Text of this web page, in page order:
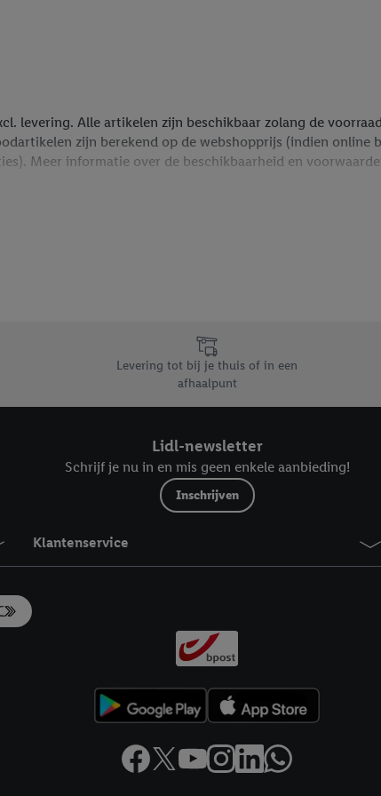
levering. Alle artikelen zijn beschikbaar zolang de
zijn berekend op de webshopprijs (indien online
Meer informatie over de beschikbaarheid en
van grote pakketten waarvoor een XL-toeslag
Levering tot bij je thuis of in een
afhaalpunt
Lidl-newsletter
Schrijf je nu in en mis geen enkele aanbieding!
Inschrijven
Klantenservice